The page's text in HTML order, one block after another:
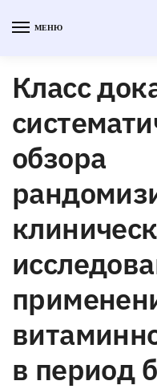
МЕНЮ
Класс
обзора
в период